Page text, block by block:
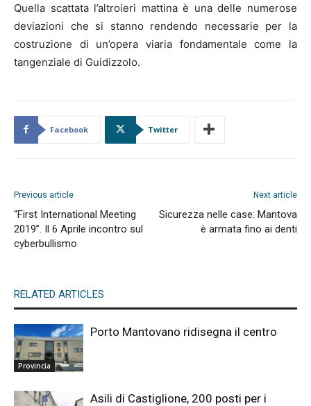
Quella scattata l’altroieri mattina è una delle numerose
deviazioni che si stanno rendendo necessarie per la
costruzione di un’opera viaria fondamentale come la
tangenziale di Guidizzolo.
Facebook Twitter
Previous article
“First International Meeting
2019”. Il 6 Aprile incontro sul
cyberbullismo
Next article
Sicurezza nelle case: Mantova
è armata fino ai denti
RELATED ARTICLES
Provincia
Porto Mantovano ridisegna il centro
Asili di Castiglione, 200 posti per i